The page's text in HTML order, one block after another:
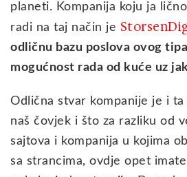
planeti. Kompanija koju ja
radi na taj način je
odličnu bazu poslova ovog
mogućnost rada od kuće uz
Odlična stvar kompanije je i
naš čovjek i što za razliku od
sajtova i kompanija u kojima
sa strancima, ovdje opet